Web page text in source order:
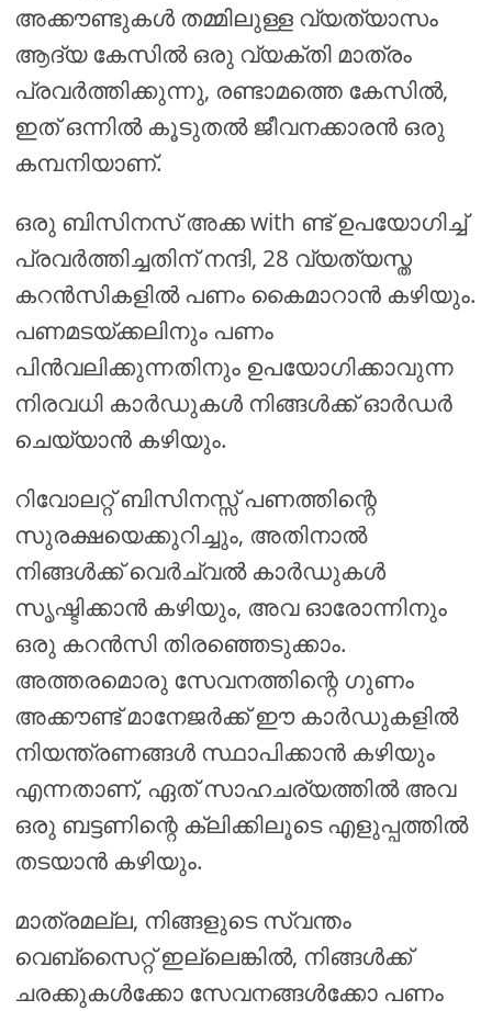
അക്കൗണ്ടുകൾ തമ്മിലുള്ള വ്യത്യാസം
ആദ്യ കേസിൽ ഒരു വ്യക്തി മാത്രം
പ്രവർത്തിക്കുന്നു, രണ്ടാമത്തെ കേസിൽ,
ഇത് ഒന്നിൽ കൂടുതൽ ജീവനക്കാരൻ ഒരു
കമ്പനിയാണ്.
ഒരു ബിസിനസ് അക്ക with ണ്ട് ഉപയോഗിച്ച്
പ്രവർത്തിച്ചതിന് നന്ദി, 28 വ്യത്യസ്ത
കറൻസികളിൽ പണം കൈമാറാൻ കഴിയും.
പണമടയ്ക്കലിനും പണം
പിൻവലിക്കുന്നതിനും ഉപയോഗിക്കാവുന്ന
നിരവധി കാർഡുകൾ നിങ്ങൾക്ക് ഓർഡർ
ചെയ്യാൻ കഴിയും.
റിവോലറ്റ് ബിസിനസ്സ് പണത്തിന്റെ
സുരക്ഷയെക്കുറിച്ചും, അതിനാൽ
നിങ്ങൾക്ക് വെർച്വൽ കാർഡുകൾ
സൃഷ്ടിക്കാൻ കഴിയും, അവ ഓരോന്നിനും
ഒരു കറൻസി തിരഞ്ഞെടുക്കാം.
അത്തരമൊരു സേവനത്തിന്റെ ഗുണം
അക്കൗണ്ട് മാനേജർക്ക് ഈ കാർഡുകളിൽ
നിയന്ത്രണങ്ങൾ സ്ഥാപിക്കാൻ കഴിയും
എന്നതാണ്, ഏത് സാഹചര്യത്തിൽ അവ
ഒരു ബട്ടണിന്റെ ക്ലിക്കിലൂടെ എളുപ്പത്തിൽ
തടയാൻ കഴിയും.
മാത്രമല്ല, നിങ്ങളുടെ സ്വന്തം
വെബ്സൈറ്റ് ഇല്ലെങ്കിൽ, നിങ്ങൾക്ക്
ചരക്കുകൾക്കോ ​​സേവനങ്ങൾക്കോ ​​പണം